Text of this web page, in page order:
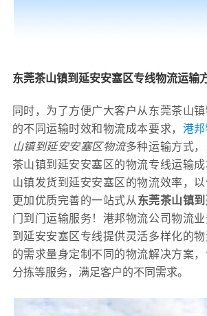
东莞茶山镇到延安安塞区专线物流运输
同时，为了方便广大客户从东莞茶山
的不同运输时效和物流成本要求， 港
山镇到延安安塞区物流多种运输方式
茶山镇到延安安塞区的物流专线运输
山镇发货到延安安塞区的物流效率，
更加优质完善的一站式从 东莞茶山镇
门到门运输服务！港邦物流公司物流
到延安安塞区专线提供灵活多样化的
的需求量身定制不同的物流解决方案，
分拣等服务，满足客户的不同需求。